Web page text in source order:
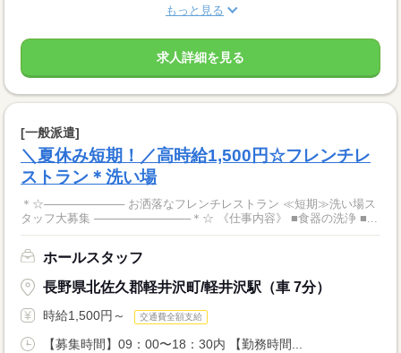
もっと見る
求人詳細を見る
[一般派遣]
＼夏休み短期！／高時給1,500円☆フレンチレ
ストラン＊洗い場
＊☆────────── お洒落なフレンチレストラン ≪短期≫洗い場ス
タッフ大募集 ────────────＊☆ 《仕事内容》 ■食器の洗浄 ■...
ホールスタッフ
長野県北佐久郡軽井沢町/軽井沢駅（車 7分）
時給1,500円～ 交通費全額支給
【募集時間】09：00〜18：30内 【勤務時間...